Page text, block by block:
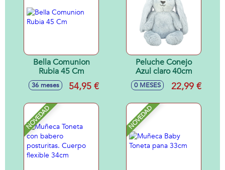
Bella Comunion
Rubia 45 Cm
36 meses 54,95 €
Peluche Conejo
Azul claro 40cm
0 MESES 22,99 €
NOVEDAD NOVEDAD